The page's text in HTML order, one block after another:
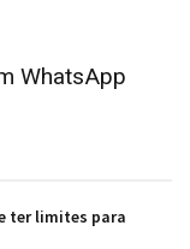
WhatsApp
ter limites para